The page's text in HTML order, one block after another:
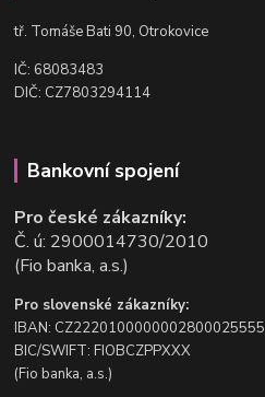
tř. Tomáše Bati 90, Otrokovice
IČ: 68083483
DIČ: CZ7803294114
Bankovní spojení
Pro české zákazníky:
Č. ú: 2900014730/2010
(Fio banka, a.s.)
Pro slovenské zákazníky:
IBAN: CZ2220100000002800025555
BIC/SWIFT: FIOBCZPPXXX
(Fio banka, a.s.)